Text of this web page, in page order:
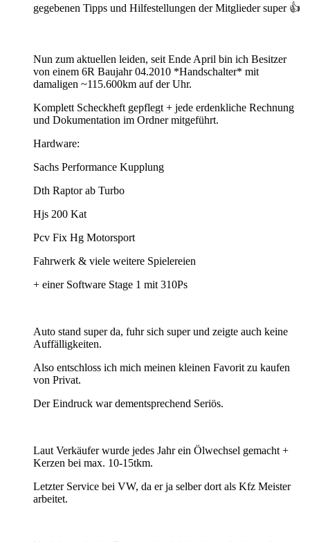
gegebenen Tipps und Hilfestellungen der Mitglieder super 👍
Nun zum aktuellen leiden, seit Ende April bin ich Besitzer
von einem 6R Baujahr 04.2010 *Handschalter* mit
damaligen ~115.600km auf der Uhr.
Komplett Scheckheft gepflegt + jede erdenkliche Rechnung
und Dokumentation im Ordner mitgeführt.
Hardware:
Sachs Performance Kupplung
Dth Raptor ab Turbo
Hjs 200 Kat
Pcv Fix Hg Motorsport
Fahrwerk & viele weitere Spielereien
+ einer Software Stage 1 mit 310Ps
Auto stand super da, fuhr sich super und zeigte auch keine
Auffälligkeiten.
Also entschloss ich mich meinen kleinen Favorit zu kaufen
von Privat.
Der Eindruck war dementsprechend Seriös.
Laut Verkäufer wurde jedes Jahr ein Ölwechsel gemacht +
Kerzen bei max. 10-15tkm.
Letzter Service bei VW, da er ja selber dort als Kfz Meister
arbeitet.